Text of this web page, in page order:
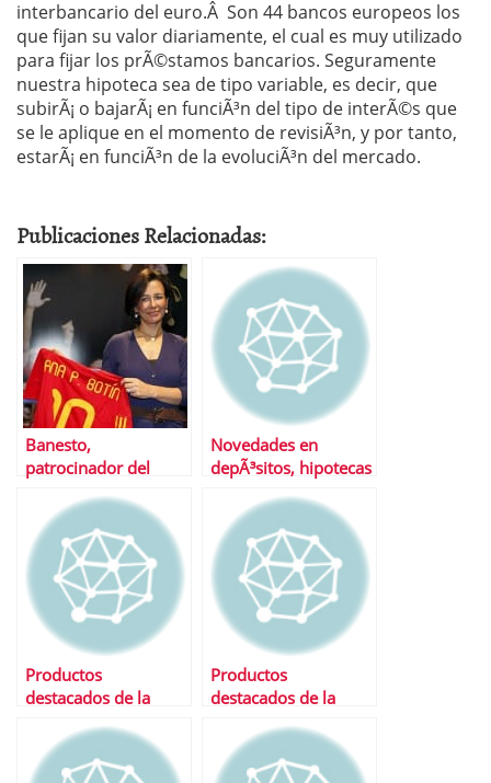
interbancario del euro.Â Son 44 bancos europeos los
que fijan su valor diariamente, el cual es muy utilizado
para fijar los prÃ©stamos bancarios. Seguramente
nuestra hipoteca sea de tipo variable, es decir, que
subirÃ¡ o bajarÃ¡ en funciÃ³n del tipo de interÃ©s que
se le aplique en el momento de revisiÃ³n, y por tanto,
estarÃ¡ en funciÃ³n de la evoluciÃ³n del mercado.
Publicaciones Relacionadas:
Banesto,
patrocinador del
seleccionado
holandÃ©s
Novedades en
depÃ³sitos, hipotecas
y prÃ©stamos
Productos
destacados de la
Productos
destacados de la